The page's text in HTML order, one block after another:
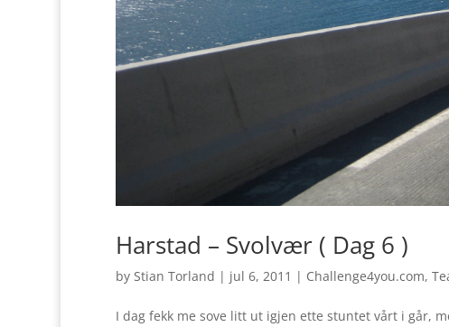
Harstad – Svolvær ( Dag 6 )
by Stian Torland | jul 6, 2011 | Challenge4you.com,
I dag fekk me sove litt ut igjen ette stuntet vårt i går,